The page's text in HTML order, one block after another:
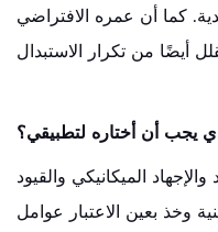
كما أن عمره الافتراضي
يجب أن أختاره لتطبيقي؟
الميكانيكي والقيود
وخذ بعين الاعتبار عوامل